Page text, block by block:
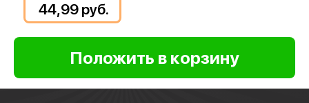
44,99 руб.